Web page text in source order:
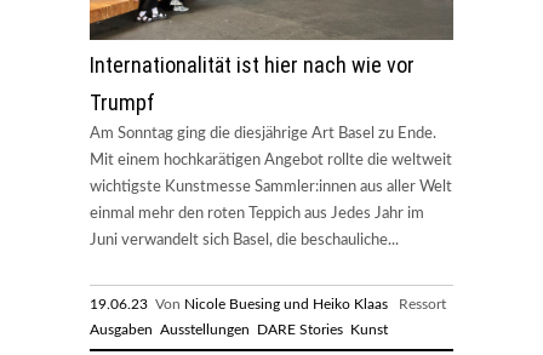
Internationalität ist hier nach wie vor
Trumpf
Am Sonntag ging die diesjährige Art Basel zu Ende.
Mit einem hochkarätigen Angebot rollte die weltweit
wichtigste Kunstmesse Sammler:innen aus aller Welt
einmal mehr den roten Teppich aus Jedes Jahr im
Juni verwandelt sich Basel, die beschauliche...
19.06.23 Von Nicole Buesing und Heiko Klaas Ressort
Ausgaben Ausstellungen DARE Stories Kunst